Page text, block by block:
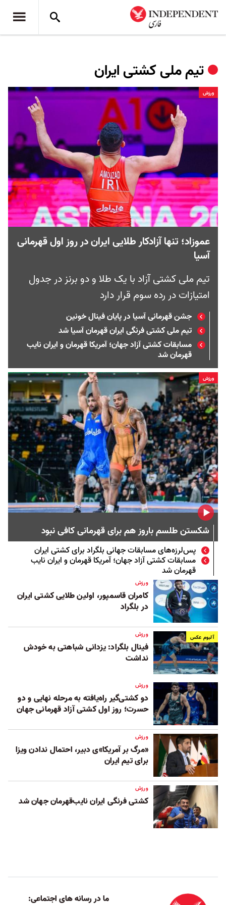
تیم ملی کشتی ایران
ورزش
عموزاد؛ تنها آزادکار طلایی ایران در روز اول قهرمانی
آسیا
تیم ملی کشتی آزاد با یک طلا و دو برنز در جدول
امتیازات در رده سوم قرار دارد
جشن قهرمانی آسیا در پایان فینال خونین
تیم ملی کشتی فرنگی ایران قهرمان آسیا شد
مسابقات کشتی آزاد جهان؛ آمریکا قهرمان و ایران نایب
قهرمان شد
ورزش
شکستن طلسم باروز هم برای قهرمانی کافی نبود
پس‌لرزه‌های مسابقات جهانی بلگراد برای کشتی ایران
مسابقات کشتی آزاد جهان؛ آمریکا قهرمان و ایران نایب
قهرمان شد
ورزش
کامران قاسمپور، اولین طلایی کشتی ایران
در بلگراد
آلبوم عکس ورزش
فینال بلگراد: یزدانی شباهتی به خودش
نداشت
ورزش
دو کشتی‌گیر راه‌یافته به مرحله نهایی و دو
حسرت؛ روز اول کشتی آزاد قهرمانی جهان
ورزش
«مرگ بر آمریکا»ی دبیر، احتمال ندادن ویزا
برای تیم ایران
ورزش
کشتی فرنگی ایران نایب‌قهرمان جهان شد
ما در رسانه های اجتماعی: